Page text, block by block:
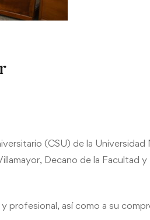
(CSU) de la
Decano de la Facultad
así como a su